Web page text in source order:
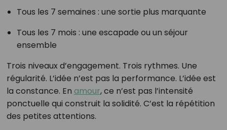
Tous les 7 semaines : une sortie plus marquante
Tous les 7 mois : une escapade ou un séjour
ensemble
Trois niveaux d’engagement. Trois rythmes. Une
régularité. L’idée n’est pas la performance. L’idée est
la constance. En amour, ce n’est pas l’intensité
ponctuelle qui construit la solidité. C’est la répétition
des petites attentions.